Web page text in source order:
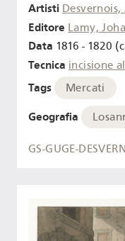
Artisti Desvernois,
Editore Lamy,
Data 1816 - 1820
Tecnica incisione
Tags Mercati
Geografia
GS-GUGE-